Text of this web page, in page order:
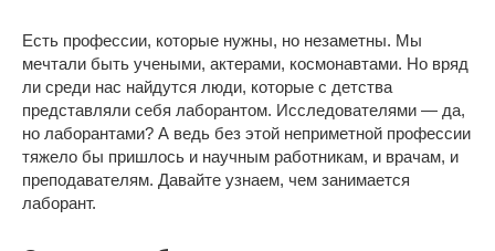
Есть профессии, которые нужны, но незаметны. Мы
мечтали быть учеными, актерами, космонавтами. Но вряд
ли среди нас найдутся люди, которые с детства
представляли себя лаборантом. Исследователями — да,
но лаборантами? А ведь без этой неприметной профессии
тяжело бы пришлось и научным работникам, и врачам, и
преподавателям. Давайте узнаем, чем занимается
лаборант.